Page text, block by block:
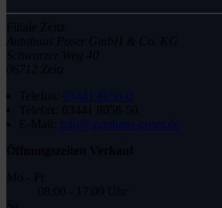
Filiale Zeitz
Autohaus Poser GmbH & Co. KG
Schwarzer Weg 40
06712 Zeitz
Telefon:
03441 8058-0
Telefax:
03441 8058-50
E-Mail:
info@autohaus-poser.de
Öffnungszeiten Verkauf
Mo - Fr
08:00 - 17:00 Uhr
Sa